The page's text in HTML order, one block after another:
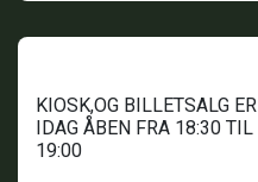
KIOSK,OG BILLETSALG ER
IDAG ÅBEN FRA 18:30 TIL
19:00